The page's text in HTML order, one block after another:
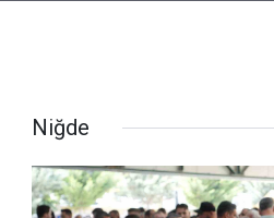
Niğde